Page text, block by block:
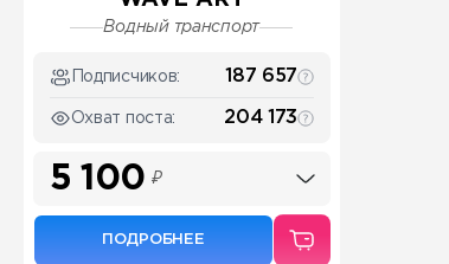
Водный транспорт
Подписчиков: 187 657
Охват поста: 204 173
5 100 ₽
ПОДРОБНЕЕ